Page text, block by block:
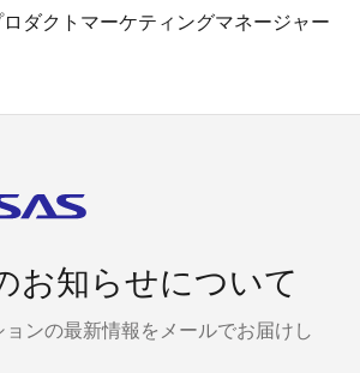
ロダクトマーケティングマネージャー
お知らせについて
ンの最新情報をメールでお届けし